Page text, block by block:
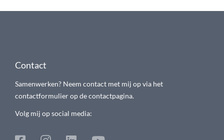
Contact
Samenwerken? Neem contact met mij op via het
contactformulier op de contactpagina.
Volg mij op social media: